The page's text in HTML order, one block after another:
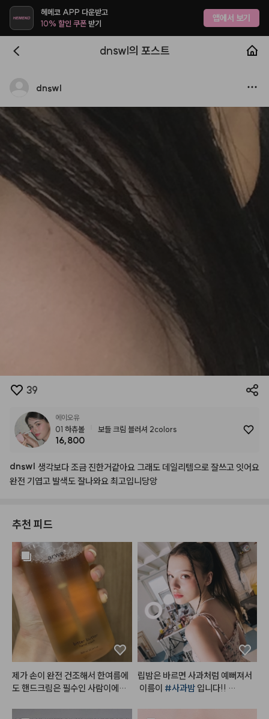
헤메코 APP 다운받고
10% 할인 쿠폰받기 앱에서 보기
dnswl의 포스트
dnswl
39
에이오유
01 하츄볼 보들 크림 블러셔 2colors
16,800
dnswl 생각보다조금 진한거같아요 그래도 데일리템으로잘쓰고 잇어요
완전 기엽고 발색도잘나와요최고입니당앙
추천 피드
제가 손이 완전 건조해서 한여름에
도 핸드크림은 필수인 사람이에요.
립밤은 바르면 사과처럼 예뻐져서
이름이 #사과밤 입니다!!